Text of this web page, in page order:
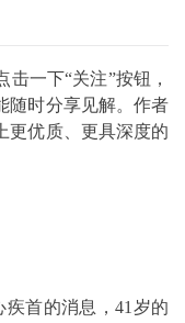
一下“关注”按钮，
随时分享见解。作者
更优质、更具深度的
首的消息，41岁的